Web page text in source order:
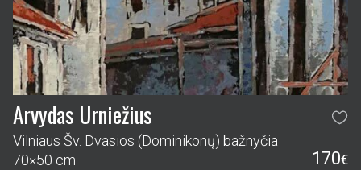
Arvydas Urniežius
Vilniaus Šv. Dvasios (Dominikonų) bažnyčia
70×50 cm
170€